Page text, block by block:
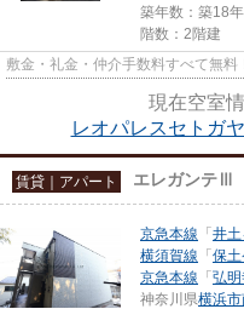
築年数：築18年
階数：2階建
敷金・礼金・仲介手数料すべて無
現在空室
レオパレスセトガ
賃貸｜アパート エレガンテⅢ
京急本線 「 井
横須賀線 「 保
京急本線 「 弘
神奈川県横浜市